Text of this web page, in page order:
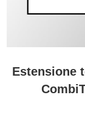
Estensione